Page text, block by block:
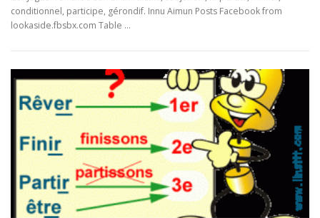
conditionnel, participe, gérondif. Innu Aimun Posts Facebook from
lookaside.fbsbx.com Table …